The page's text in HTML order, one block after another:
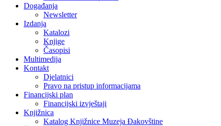
Događanja
Newsletter
Izdanja
Katalozi
Knjige
Časopisi
Multimedija
Kontakt
Djelatnici
Pravo na pristup informacijama
Financijski plan
Financijski izvještaji
Knjižnica
Katalog Knjižnice Muzeja Đakovštine